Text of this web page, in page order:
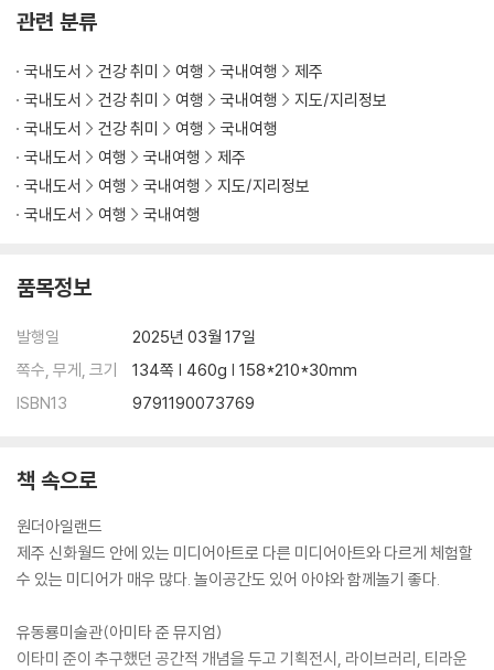
PREVIEW 남원읍
남원읍 지도
TIME LINE 남원읍
PREVIEW 서귀포시
TRAVEL PLAN 서귀포시
서귀포시 지도
PREVIEW 안덕면
안덕면 지도
TIME LINE 안덕면
대정읍 지도
PREVIEW 한경면
TRAVEL PLAN 한경면
TIME LINE 한경면
관련 분류
국내도서 건강 취미 여행 국내여행
제주
국내도서
건강 취미 여행 국내여행
지도/지리정보
국내도서
건강 취미 여행
국내여행
국내도서
여행 국내여행
제주
국내도서
여행 국내여행
지도/지리정보
국내도서
여행 국내여행
품목정보
발행일
2025년 03월 17일
쪽수, 무게, 크기
134쪽 | 460g | 158*210*30mm
ISBN13
9791190073769
책 속으로
원더아일랜드
제주 신화월드 안에 있는 미디어아트로 다른 미디어아트와 다르게 체험할
수 있는 미디어가 매우 많다. 놀이공간도 있어 아야와 함께놀기 좋다.
유동룡미술관(아미타 준 뮤지엄)
이타미 준이 추구했던 공간적 개념을 두고 기획전시, 라이브러리, 티라운